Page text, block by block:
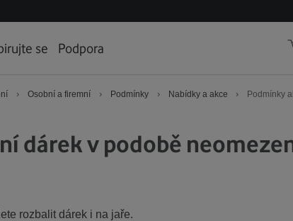
se Podpora
› Osobní a firemní › Podmínky › Nabídky a akce ›
Podmínky
dárek v podobě
rozbalit dárek i na jaře.